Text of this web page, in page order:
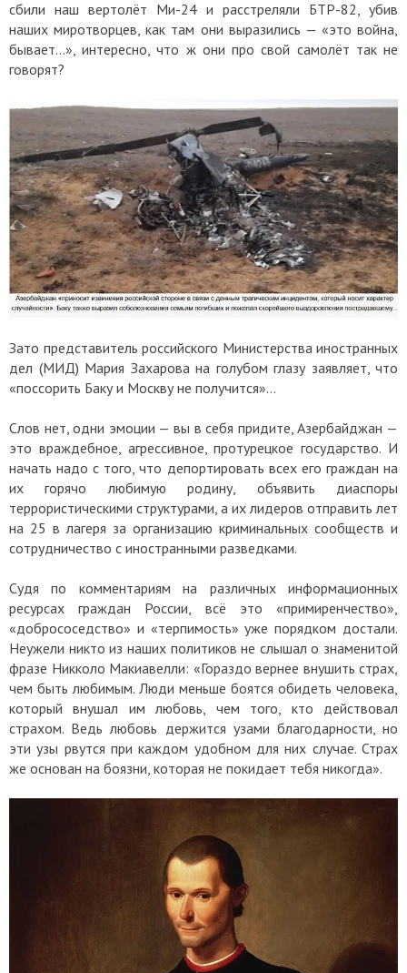
сбили наш вертолёт Ми-24 и расстреляли БТР-82, убив
наших миротворцев, как там они выразились — «это война,
бывает...», интересно, что ж они про свой самолёт так не
говорят?
Зато представитель российского Министерства иностранных
дел (МИД) Мария Захарова на голубом глазу заявляет, что
«поссорить Баку и Москву не получится»...
Слов нет, одни эмоции — вы в себя придите, Азербайджан —
это враждебное, агрессивное, протурецкое государство. И
начать надо с того, что депортировать всех его граждан на
их горячо любимую родину, объявить диаспоры
террористическими структурами, а их лидеров отправить лет
на 25 в лагеря за организацию криминальных сообществ и
сотрудничество с иностранными разведками.
Судя по комментариям на различных информационных
ресурсах граждан России, всё это «примиренчество»,
«добрососедство» и «терпимость» уже порядком достали.
Неужели никто из наших политиков не слышал о знаменитой
фразе Никколо Макиавелли: «Гораздо вернее внушить страх,
чем быть любимым. Люди меньше боятся обидеть человека,
который внушал им любовь, чем того, кто действовал
страхом. Ведь любовь держится узами благодарности, но
эти узы рвутся при каждом удобном для них случае. Страх
же основан на боязни, которая не покидает тебя никогда».